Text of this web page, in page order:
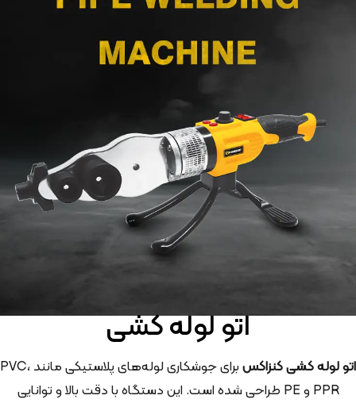
اتو لوله کشی
اتو لوله کشی کنزاکس
برای جوشکاری لوله‌های پلاستیکی مانند PVC،
PPR و PE طراحی شده است. این دستگاه با دقت بالا و توانایی